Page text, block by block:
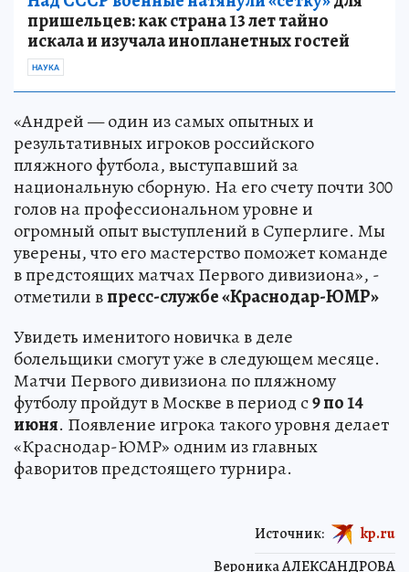
пришельцев: как страна 13 лет тайно
искала и изучала инопланетных гостей
НАУКА
«Андрей — один из самых опытных и
результативных игроков российского
пляжного футбола, выступавший за
национальную сборную. На его счету почти 300
голов на профессиональном уровне и
огромный опыт выступлений в Суперлиге. Мы
уверены, что его мастерство поможет команде
в предстоящих матчах Первого дивизиона», -
отметили впресс-службе «Краснодар-ЮМР»
Увидеть именитого новичка в деле
болельщики смогут уже в следующем месяце.
Матчи Первого дивизиона по пляжному
футболу пройдут в Москве в период с9 по 14
июня. Появление игрока такого уровня делает
«Краснодар-ЮМР» одним из главных
фаворитов предстоящего турнира.
Вероника АЛЕКСАНДРОВА
Источник: kp.ru